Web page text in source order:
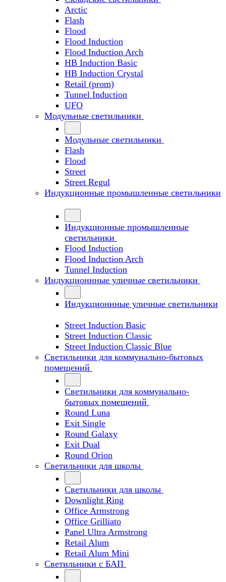
Arctic
Flash
Flood
Flood Induction
Flood Induction Arch
HB Induction Basic
HB Induction Crystal
Retail (prom)
Tunnel Induction
UFO
Модульные светильники
Модульные светильники
Flash
Flood
Street
Street Regul
Индукционные промышленные светильники
Индукционные промышленные
светильники
Flood Induction
Flood Induction Arch
Tunnel Induction
Индукционнные уличные светильники
Индукционнные уличные светильники
Street Induction Basic
Street Induction Classic
Street Induction Classic Blue
Светильники для коммунально-бытовых
помещений
Светильники для коммунально-
бытовых помещений
Round Luna
Exit Single
Round Galaxy
Exit Dual
Round Orion
Светильники для школы
Светильники для школы
Downlight Ring
Office Armstrong
Office Grilliato
Panel Ultra Armstrong
Retail Alum
Retail Alum Mini
Светильники с БАП